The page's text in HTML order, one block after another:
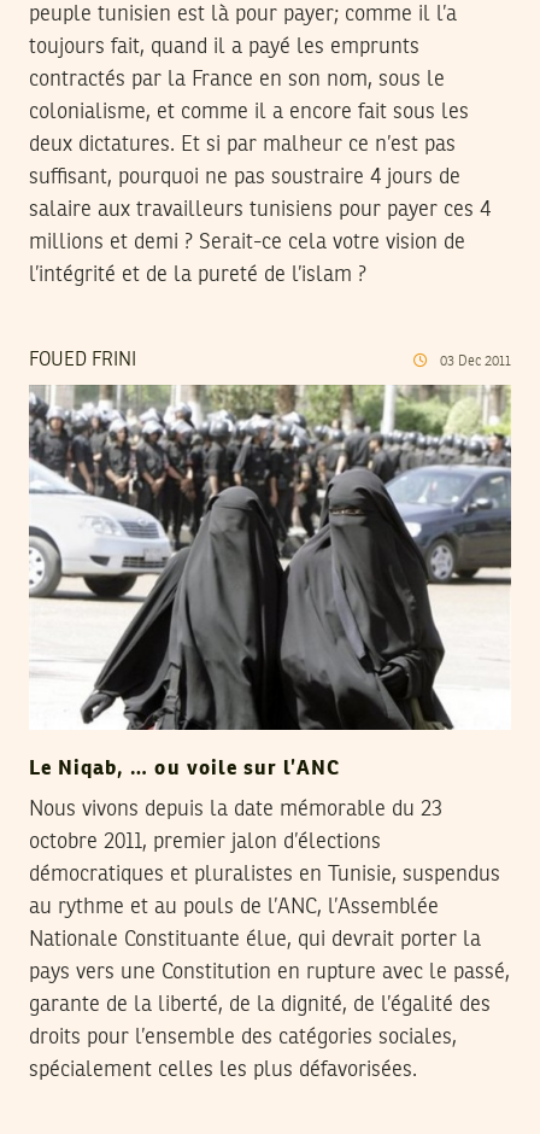
peuple tunisien est là pour payer; comme il l’a
toujours fait, quand il a payé les emprunts
contractés par la France en son nom, sous le
colonialisme, et comme il a encore fait sous les
deux dictatures. Et si par malheur ce n’est pas
suffisant, pourquoi ne pas soustraire 4 jours de
salaire aux travailleurs tunisiens pour payer ces 4
millions et demi ? Serait-ce cela votre vision de
l’intégrité et de la pureté de l’islam ?
FOUED FRINI 03 Dec 2011
Le Niqab, … ou voile sur l’ANC
Nous vivons depuis la date mémorable du 23
octobre 2011, premier jalon d’élections
démocratiques et pluralistes en Tunisie, suspendus
au rythme et au pouls de l’ANC, l’Assemblée
Nationale Constituante élue, qui devrait porter la
pays vers une Constitution en rupture avec le passé,
garante de la liberté, de la dignité, de l’égalité des
droits pour l’ensemble des catégories sociales,
spécialement celles les plus défavorisées.